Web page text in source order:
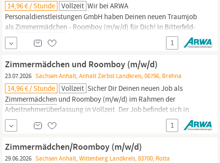
14,96 € / Stunde Vollzeit Wir bei ARWA
Personaldienstleistungen GmbH haben Deinen neuen Traumjob
als Zimmermädchen - Roomboy (m/w/d) für Dich! In Bitterfeld-
Wolfen wartet bereits im Rahmen der Arbeitnehmerüberlassung
Dein neues Team auf Dich! Unser Kunde aus dem Bereich
Gastronomie & Hotellerie sucht Dich ab sofort in Vollzeit. On Top
kannst Du diese Vorteile erwarten...
1
Zimmermädchen und Roomboy (m/w/d)
23.07.2026 Sachsen Anhalt, Anhalt Zerbst Landkreis, 06796, Brehna
14,96 € / Stunde Vollzeit Sicher Dir Deinen neuen Job als
Zimmermädchen und Roomboy (m/w/d) im Rahmen der
Arbeitnehmerüberlassung in Vollzeit. Der Job befindet sich in
Brehna für 14,96 € pro Stunde. Dein Vorteilspaket für den Job
Abschlagszahlungen Entlohnung gemäß DGB-GVP-Tarifwerk
Langfristiger Einsatz im Kundenunternehmen Urlaubs- und
Weihnachtsgeld Deine Aufgaben
1
Zimmermädchen/Roomboy (m/w/d)
29.06.2026 Sachsen Anhalt, Wittenberg Landkreis, 83700, Rotta